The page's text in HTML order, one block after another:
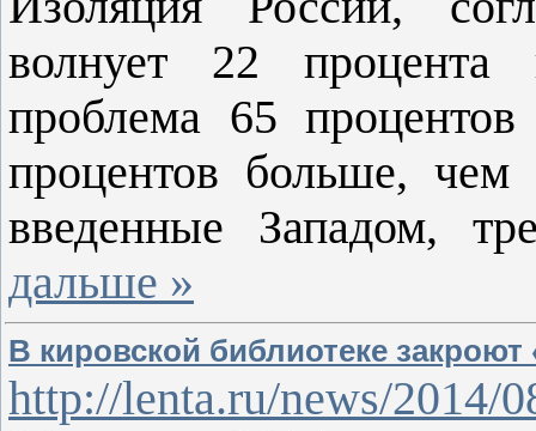
волнует 22 процента
проблема 65
процентов больше,
введенные Западом,
дальше »
В кировской библиотеке
http://lenta.ru/news/2014/